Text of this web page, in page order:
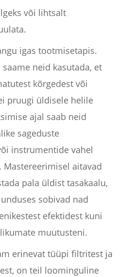
või lihtsalt
igas tootmisetapis.
neid kasutada, et
kõrgedest või
pruugi üldisele helile
ajal saab neid
sageduste
instrumentide vahel
aitavad
pala üldist tasakaalu,
sobivad nad
efektidest kuni
muutusteni.
erinevat tüüpi filtritest ja
on teil loominguline